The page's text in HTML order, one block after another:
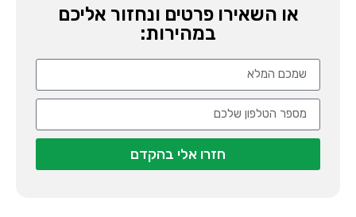
או השאירו פרטים ונחזור אליכם
במהירות:
חזרו אלי בהקדם